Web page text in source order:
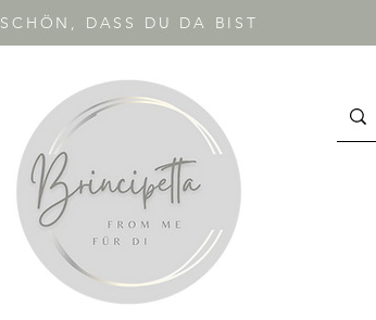
SCHÖN, DASS DU DA BIST